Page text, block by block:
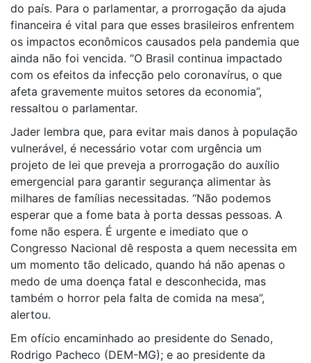
do país. Para o parlamentar, a prorrogação da ajuda
financeira é vital para que esses brasileiros enfrentem
os impactos econômicos causados pela pandemia que
ainda não foi vencida. “O Brasil continua impactado
com os efeitos da infecção pelo coronavírus, o que
afeta gravemente muitos setores da economia”,
ressaltou o parlamentar.
Jader lembra que, para evitar mais danos à população
vulnerável, é necessário votar com urgência um
projeto de lei que preveja a prorrogação do auxílio
emergencial para garantir segurança alimentar às
milhares de famílias necessitadas. “Não podemos
esperar que a fome bata à porta dessas pessoas. A
fome não espera. É urgente e imediato que o
Congresso Nacional dê resposta a quem necessita em
um momento tão delicado, quando há não apenas o
medo de uma doença fatal e desconhecida, mas
também o horror pela falta de comida na mesa”,
alertou.
Em ofício encaminhado ao presidente do Senado,
Rodrigo Pacheco (DEM-MG); e ao presidente da